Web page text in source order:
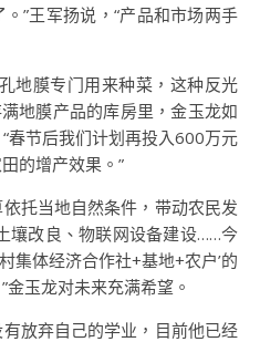
”王军扬说，“产品和市场两手
地膜专门用来种菜，这种反光
地膜产品的库房里，金玉龙如
春节后我们计划再投入600万元
的增产效果。”
托当地自然条件，带动农民发
壤改良、物联网设备建设……今
集体经济合作社+基地+农户’的
玉龙对未来充满希望。
放弃自己的学业，目前他已经